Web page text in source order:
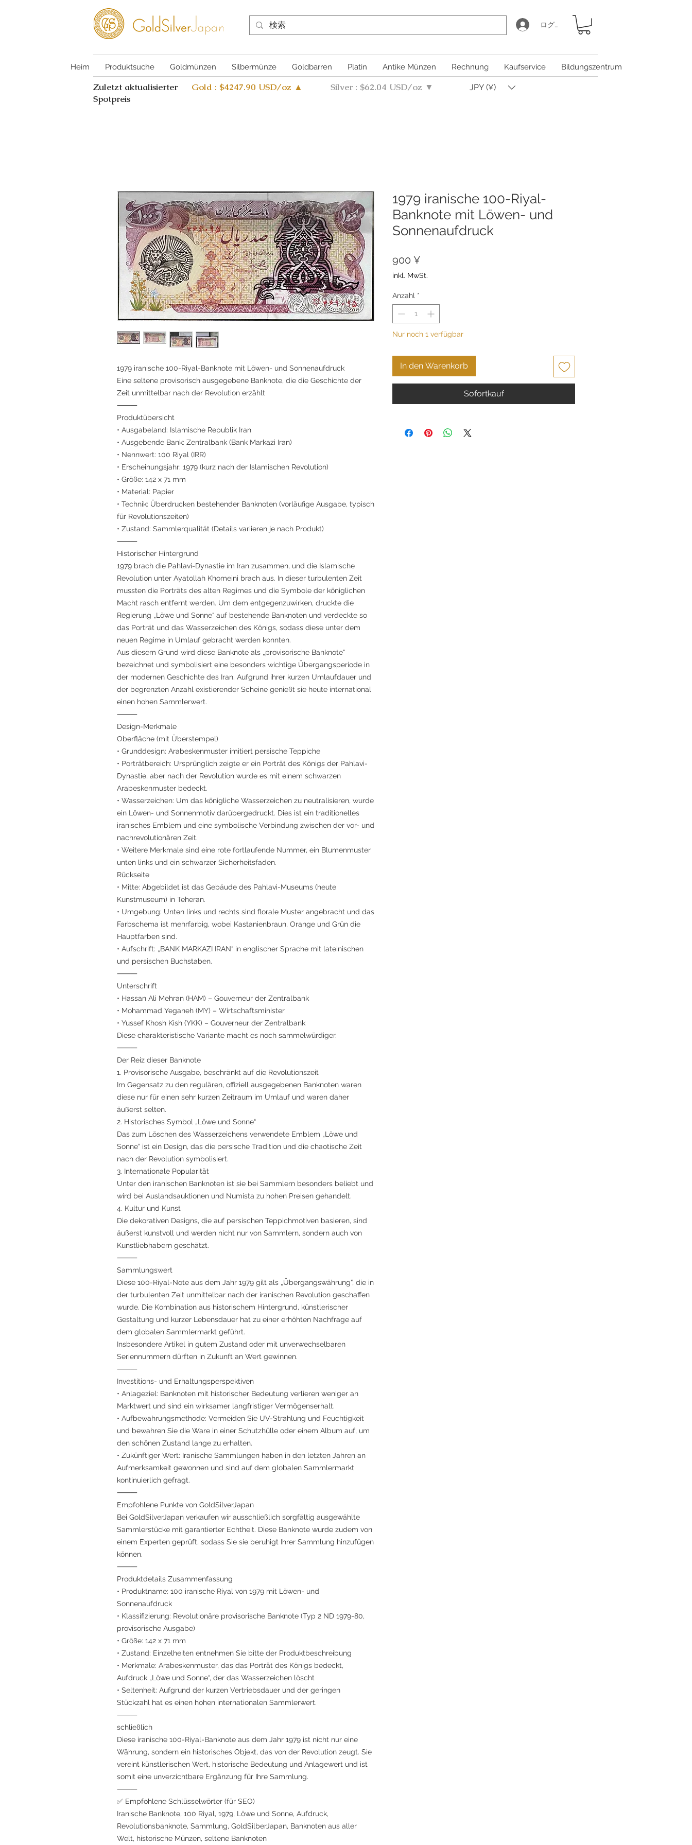
ログイン
Heim Produktsuche Goldmünzen Silbermünze Goldbarren Platin Antike Münzen Rechnung Kaufservice Bildungszentrum
Zuletzt aktualisierter
Spotpreis
Gold : $4247.90 USD/oz ▲ Silver : $62.04 USD/oz ▼ JPY (¥)
1979 iranische 100-Riyal-Banknote mit Löwen- und Sonnenaufdruck
Eine seltene provisorisch ausgegebene Banknote, die die Geschichte der
Zeit unmittelbar nach der Revolution erzählt
⸻
Produktübersicht
• Ausgabeland: Islamische Republik Iran
• Ausgebende Bank: Zentralbank (Bank Markazi Iran)
• Nennwert: 100 Riyal (IRR)
• Erscheinungsjahr: 1979 (kurz nach der Islamischen Revolution)
• Größe: 142 x 71 mm
• Material: Papier
• Technik: Überdrucken bestehender Banknoten (vorläufige Ausgabe, typisch
für Revolutionszeiten)
• Zustand: Sammlerqualität (Details variieren je nach Produkt)
⸻
Historischer Hintergrund
1979 brach die Pahlavi-Dynastie im Iran zusammen, und die Islamische
Revolution unter Ayatollah Khomeini brach aus. In dieser turbulenten Zeit
mussten die Porträts des alten Regimes und die Symbole der königlichen
Macht rasch entfernt werden. Um dem entgegenzuwirken, druckte die
Regierung „Löwe und Sonne“ auf bestehende Banknoten und verdeckte so
das Porträt und das Wasserzeichen des Königs, sodass diese unter dem
neuen Regime in Umlauf gebracht werden konnten.
Aus diesem Grund wird diese Banknote als „provisorische Banknote“
bezeichnet und symbolisiert eine besonders wichtige Übergangsperiode in
der modernen Geschichte des Iran. Aufgrund ihrer kurzen Umlaufdauer und
der begrenzten Anzahl existierender Scheine genießt sie heute international
einen hohen Sammlerwert.
⸻
Design-Merkmale
Oberfläche (mit Überstempel)
• Grunddesign: Arabeskenmuster imitiert persische Teppiche
• Porträtbereich: Ursprünglich zeigte er ein Porträt des Königs der Pahlavi-
Dynastie, aber nach der Revolution wurde es mit einem schwarzen
Arabeskenmuster bedeckt.
• Wasserzeichen: Um das königliche Wasserzeichen zu neutralisieren, wurde
ein Löwen- und Sonnenmotiv darübergedruckt. Dies ist ein traditionelles
iranisches Emblem und eine symbolische Verbindung zwischen der vor- und
nachrevolutionären Zeit.
• Weitere Merkmale sind eine rote fortlaufende Nummer, ein Blumenmuster
unten links und ein schwarzer Sicherheitsfaden.
Rückseite
• Mitte: Abgebildet ist das Gebäude des Pahlavi-Museums (heute
Kunstmuseum) in Teheran.
• Umgebung: Unten links und rechts sind florale Muster angebracht und das
Farbschema ist mehrfarbig, wobei Kastanienbraun, Orange und Grün die
Hauptfarben sind.
• Aufschrift: „BANK MARKAZI IRAN“ in englischer Sprache mit lateinischen
und persischen Buchstaben.
⸻
Unterschrift
• Hassan Ali Mehran (HAM) – Gouverneur der Zentralbank
• Mohammad Yeganeh (MY) – Wirtschaftsminister
• Yussef Khosh Kish (YKK) – Gouverneur der Zentralbank
Diese charakteristische Variante macht es noch sammelwürdiger.
⸻
Der Reiz dieser Banknote
1. Provisorische Ausgabe, beschränkt auf die Revolutionszeit
Im Gegensatz zu den regulären, offiziell ausgegebenen Banknoten waren
diese nur für einen sehr kurzen Zeitraum im Umlauf und waren daher
äußerst selten.
2. Historisches Symbol „Löwe und Sonne“
Das zum Löschen des Wasserzeichens verwendete Emblem „Löwe und
Sonne“ ist ein Design, das die persische Tradition und die chaotische Zeit
nach der Revolution symbolisiert.
3. Internationale Popularität
Unter den iranischen Banknoten ist sie bei Sammlern besonders beliebt und
wird bei Auslandsauktionen und Numista zu hohen Preisen gehandelt.
4. Kultur und Kunst
Die dekorativen Designs, die auf persischen Teppichmotiven basieren, sind
äußerst kunstvoll und werden nicht nur von Sammlern, sondern auch von
Kunstliebhabern geschätzt.
⸻
Sammlungswert
Diese 100-Riyal-Note aus dem Jahr 1979 gilt als „Übergangswährung“, die in
der turbulenten Zeit unmittelbar nach der iranischen Revolution geschaffen
wurde. Die Kombination aus historischem Hintergrund, künstlerischer
Gestaltung und kurzer Lebensdauer hat zu einer erhöhten Nachfrage auf
dem globalen Sammlermarkt geführt.
Insbesondere Artikel in gutem Zustand oder mit unverwechselbaren
Seriennummern dürften in Zukunft an Wert gewinnen.
⸻
Investitions- und Erhaltungsperspektiven
• Anlageziel: Banknoten mit historischer Bedeutung verlieren weniger an
Marktwert und sind ein wirksamer langfristiger Vermögenserhalt.
• Aufbewahrungsmethode: Vermeiden Sie UV-Strahlung und Feuchtigkeit
und bewahren Sie die Ware in einer Schutzhülle oder einem Album auf, um
den schönen Zustand lange zu erhalten.
• Zukünftiger Wert: Iranische Sammlungen haben in den letzten Jahren an
Aufmerksamkeit gewonnen und sind auf dem globalen Sammlermarkt
kontinuierlich gefragt.
⸻
Empfohlene Punkte von GoldSilverJapan
Bei GoldSilverJapan verkaufen wir ausschließlich sorgfältig ausgewählte
Sammlerstücke mit garantierter Echtheit. Diese Banknote wurde zudem von
einem Experten geprüft, sodass Sie sie beruhigt Ihrer Sammlung hinzufügen
können.
⸻
Produktdetails Zusammenfassung
• Produktname: 100 iranische Riyal von 1979 mit Löwen- und
Sonnenaufdruck
• Klassifizierung: Revolutionäre provisorische Banknote (Typ 2 ND 1979-80,
provisorische Ausgabe)
• Größe: 142 x 71 mm
• Zustand: Einzelheiten entnehmen Sie bitte der Produktbeschreibung
• Merkmale: Arabeskenmuster, das das Porträt des Königs bedeckt,
Aufdruck „Löwe und Sonne“, der das Wasserzeichen löscht
• Seltenheit: Aufgrund der kurzen Vertriebsdauer und der geringen
Stückzahl hat es einen hohen internationalen Sammlerwert.
⸻
schließlich
Diese iranische 100-Riyal-Banknote aus dem Jahr 1979 ist nicht nur eine
Währung, sondern ein historisches Objekt, das von der Revolution zeugt. Sie
vereint künstlerischen Wert, historische Bedeutung und Anlagewert und ist
somit eine unverzichtbare Ergänzung für Ihre Sammlung.
⸻
✅ Empfohlene Schlüsselwörter (für SEO)
Iranische Banknote, 100 Riyal, 1979, Löwe und Sonne, Aufdruck,
Revolutionsbanknote, Sammlung, GoldSilberJapan, Banknoten aus aller
Welt, historische Münzen, seltene Banknoten
1979 iranische 100-Riyal-
Banknote mit Löwen- und
Sonnenaufdruck
900 ¥
inkl. MwSt.
Anzahl *
Nur noch 1 verfügbar
In den Warenkorb
Sofortkauf